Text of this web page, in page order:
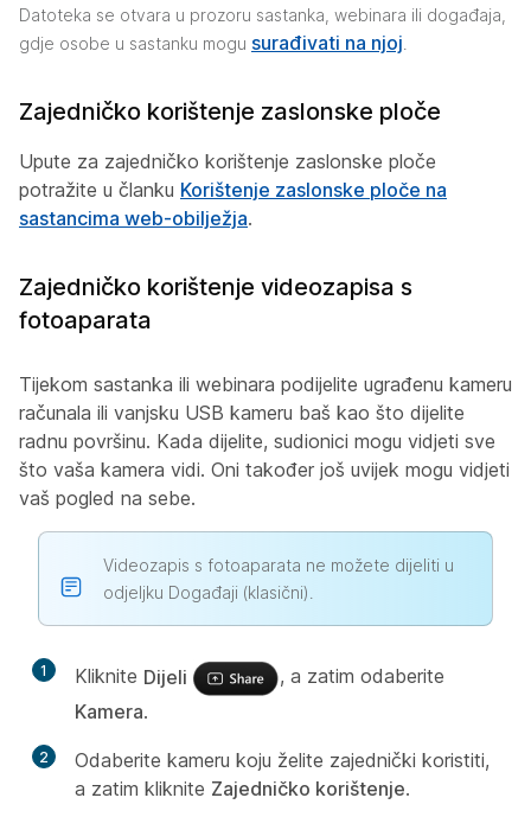
Datoteka se otvara u prozoru sastanka, webinara ili događaja,
gdje osobe u sastanku mogu surađivati na njoj
Zajedničko korištenje zaslonske ploče
Upute za zajedničko korištenje zaslonske ploče
potražite u članku Korištenje zaslonske ploče na
sastancima web-obilježja.
Zajedničko korištenje videozapisa s
fotoaparata
Tijekom sastanka ili webinara podijelite ugrađenu kameru
računala ili vanjsku USB kameru baš kao što dijelite
radnu površinu. Kada dijelite, sudionici mogu vidjeti sve
što vaša kamera vidi. Oni također još uvijek mogu vidjeti
vaš pogled na sebe.
Videozapis s fotoaparata ne možete dijeliti u
odjeljku Događaji (klasični).
1 Kliknite Dijeli
, a zatim odaberite
Kamera.
2
Odaberite kameru koju želite zajednički koristiti,
a zatim kliknite Zajedničko korištenje.